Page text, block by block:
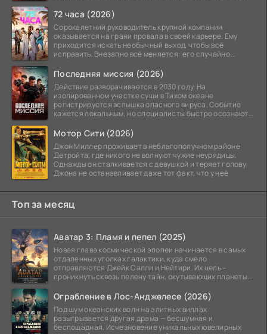
72 часа (2026)
Сорокалетний руководитель крупной компании
оказывается на грани провала в своей карьере. Ему
приходится искать необычный выход, чтобы всё
исправить. Внезапно всё меняется: его случайно
Последняя миссия (2026)
Действие разворачивается в 2030 году. На
изолированном участке суши в Тихом океане
регистрируется вспышка опасного вируса. Событие
кажется локальным, но специалисты быстро осознают:
Мотор Сити (2026)
Джон Миллер проживает в неблагополучном районе
Детройта, где никого не волнуют чужие неурядицы.
Однажды он сталкивается с девушкой и теряет голову.
Джона не останавливает даже тот факт, что у неё
Топ за месяц
Аватар 3: Пламя и пепел (2025)
Новая глава космической эпопеи начинается в самых
отдаленных уголках галактики, куда смело
отправляются Джейк Салли и Нейтири. Их цель –
проникнуть сквозь пелену тайн, окутывающих планеты
Ограбление в Лос-Анджелесе (2026)
Под шум океанских волн на элитных виллах
разыгрывается другая драма — бесшумная и
беспощадная. Исчезновение уникальных ювелирных